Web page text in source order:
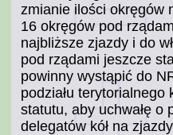
zmianie ilości okręgów
16 okręgów pod
najbliższe zjazdy i do
pod rządami jeszcze
powinny wystąpić do
podziału
statutu, aby uchwałę o
delegatów kół na